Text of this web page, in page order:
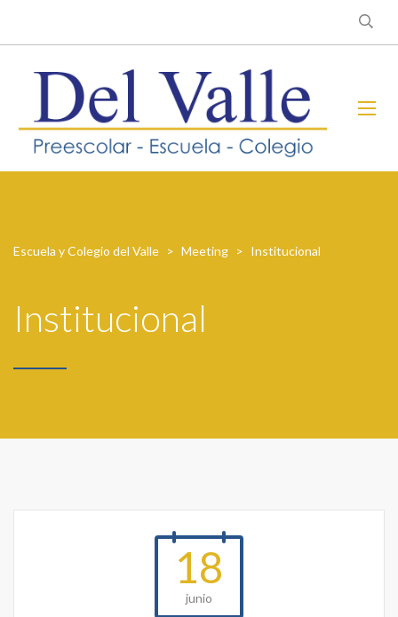
Escuela y Colegio del Valle > Meeting > Institucional
Institucional
18
junio